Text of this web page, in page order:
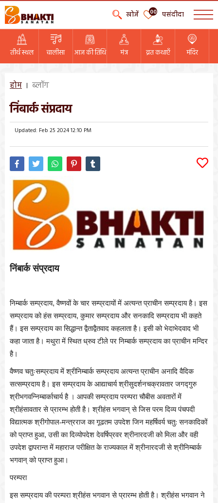
खोजें 00 पसंदीदा
तीर्थ स्थल चालीसा आज की तिथि मंत्र व्रत कथाएँ मंदिर
होम ब्लॉग
निंबार्क संप्रदाय
Updated: Feb 25 2024 12:10 PM
निंबार्क संप्रदाय
निम्बार्क सम्प्रदाय,वैष्णवों के चार सम्प्रदायों में अत्यन्त प्राचीन सम्प्रदाय है। इस
सम्प्रदाय को हंस सम्प्रदाय,कुमार सम्प्रदाय और सनकादि सम्प्रदाय भी कहते
हैं। इस सम्प्रदाय का सिद्धान्त द्वैताद्वैतवाद कहलाता है। इसी को भेदाभेदवाद भी
कहा जाता है। मथुरा में स्थित ध्रुव टीले पर निम्बार्क सम्प्रदाय का प्राचीन मन्दिर
है।
वैष्णव चतुःसम्प्रदाय में श्रीनिम्बार्क सम्प्रदाय अत्यन्त प्राचीन अनादि वैदिक
सत्सम्प्रदाय है। इस सम्प्रदाय के आद्याचार्य श्रीसुदर्शनचक्रावतार जगद्गुरु
श्रीभगवन्निम्बार्काचार्य है । आपकी सम्प्रदाय परम्परा चौबीस अवतारों में
श्रीहंसावतार से प्रारम्भ होती है। श्रीहंस भगवान्‌ से जिस परम दिव्य पंचपदी
विद्यात्मक श्रीगोपाल-मन्त्रराज का गूढतम उपदेश जिन महर्षिवर्य चतु: सनकादिकों
को प्राप्त हुआ,उसी का दिव्योपदेश देवर्षिप्रवर श्रीनारदजी को मिला और वही
उपदेश द्वापरान्त में महाराज परीक्षित के राज्यकाल में श्रीनारदजी से श्रीनिम्बार्क
भगवान्‌ को प्राप्त हुआ।
परम्परा
इस सम्प्रदाय की परम्परा श्रीहंस भगवान से प्रारम्भ होती है। श्रीहंस भगवान ने